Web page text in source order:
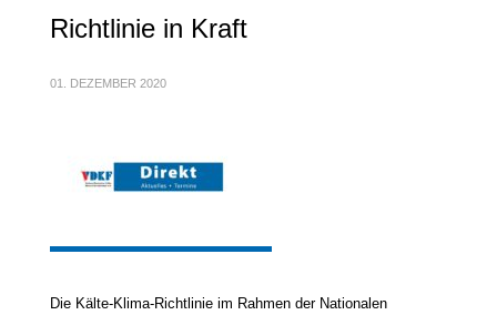
Richtlinie in Kraft
01. DEZEMBER 2020
Die Kälte-Klima-Richtlinie im Rahmen der Nationalen